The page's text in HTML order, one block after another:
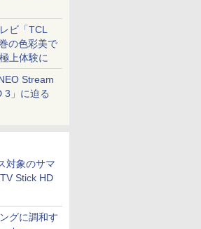
ビ「TCL
の色彩美で
上体験に
Stream
3」に迫る
対象のサマ
Stick HD
グに調和す